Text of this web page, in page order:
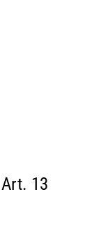
13